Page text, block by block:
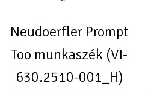
Neudoerfler Prompt
Too munkaszék (VI-
630.2510-001_H)